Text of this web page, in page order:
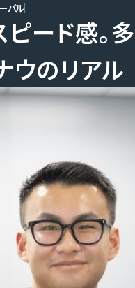
ホーム
Thought
私たちの考え
お問い合わせ
個人情報の取扱い
バル
ード感。
ウのリアル